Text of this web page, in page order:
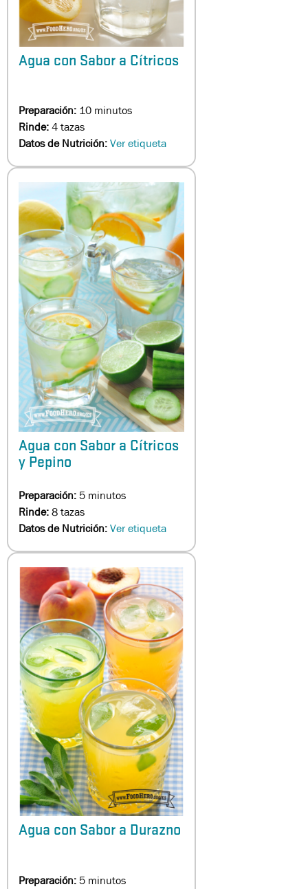
Agua con Sabor a Cítricos
Preparación: 10 minutos
Rinde:4 tazas
Datos de Nutrición:Ver etiqueta
Agua con Sabor a Cítricos
y Pepino
Preparación:5 minutos
Rinde:8 tazas
Datos de Nutrición:Ver etiqueta
Agua con Sabor a Durazno
Preparación:5 minutos